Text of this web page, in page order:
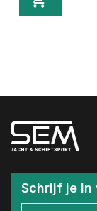
Schrijf je in